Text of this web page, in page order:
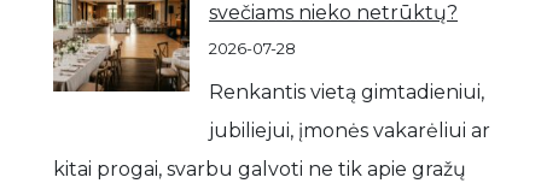
svečiams nieko netrūktų?
2026-07-28
Renkantis vietą gimtadieniui,
jubiliejui, įmonės vakarėliui ar
kitai progai, svarbu galvoti ne tik apie gražų